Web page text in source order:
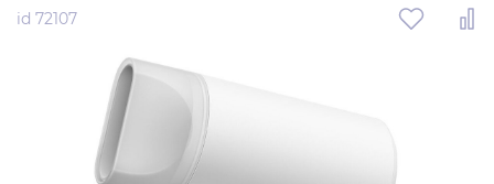
id 72107